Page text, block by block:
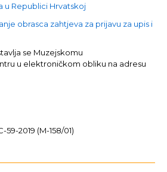
u Republici Hrvatskoj
obrasca zahtjeva za prijavu za upis i
se Muzejskomu
u elektroničkom obliku na adresu
2019 (M-158/01)